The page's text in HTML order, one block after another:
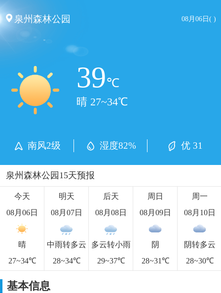
泉州森林公园 08月06日( )
39℃
晴 27~34℃
南风2级 湿度82% 优 31
泉州森林公园15天预报
今天
08月06日
晴
27~34℃
明天
08月07日
中雨转多云
28~34℃
后天
08月08日
多云转小雨
29~37℃
周日
08月09日
阴
28~31℃
周一
08月10日
阴转多云
28~30℃
基本信息